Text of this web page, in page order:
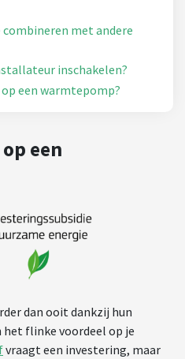
combineren met andere
inschakelen?
een warmtepomp?
een
dan ooit dankzij hun
flinke voordeel op je
vraagt een investering, maar